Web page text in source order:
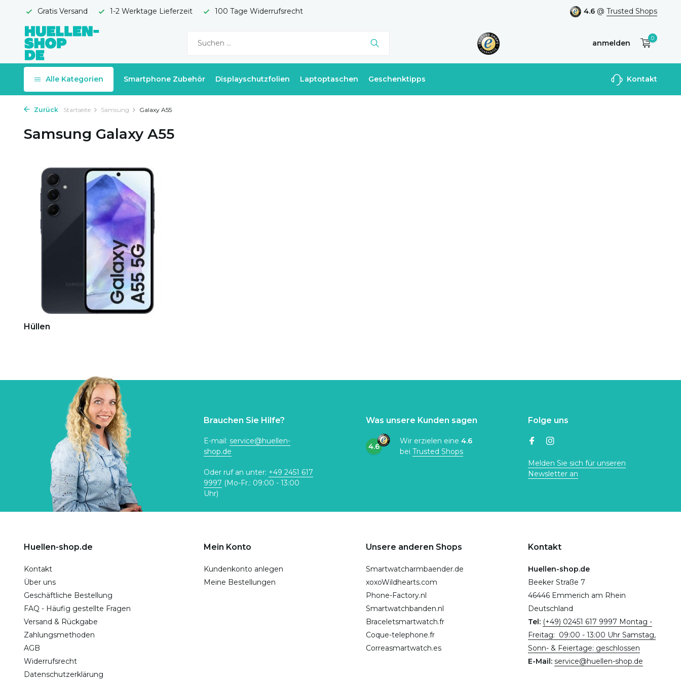
Gratis Versand 1-2 Werktage Lieferzeit 100 Tage Widerrufsrecht 4.6 @ Trusted Shops
anmelden
Benutzerkonto
0
Alle Kategorien Smartphone Zubehör Displayschutzfolien Laptoptaschen Geschenktipps Kontakt
Zurück Startseite Samsung Galaxy A55
Samsung Galaxy A55
Hüllen
Brauchen Sie Hilfe?
E-mail: service@huellen-
shop.de
Oder ruf an unter: +49 2451 617
9997 (Mo-Fr.: 09:00 - 13:00
Uhr)
Was unsere Kunden sagen
4.6
Wir erzielen eine 4.6
bei Trusted Shops
Folge uns
Melden Sie sich für unseren
Newsletter an
Huellen-shop.de
Kontakt
Über uns
Geschäftliche Bestellung
FAQ - Häufig gestellte Fragen
Versand & Rückgabe
Zahlungsmethoden
AGB
Widerrufsrecht
Datenschutzerklärung
Mein Konto
Kundenkonto anlegen
Meine Bestellungen
Unsere anderen Shops
Smartwatcharmbaender.de
xoxoWildhearts.com
Phone-Factory.nl
Smartwatchbanden.nl
Braceletsmartwatch.fr
Coque-telephone.fr
Correasmartwatch.es
Kontakt
Huellen-shop.de
Beeker Straße 7
46446 Emmerich am Rhein
Deutschland
Tel: (+49) 02451 617 9997 Montag -
Freitag: 09:00 - 13:00 Uhr Samstag,
Sonn- & Feiertage: geschlossen
E-Mail: service@huellen-shop.de